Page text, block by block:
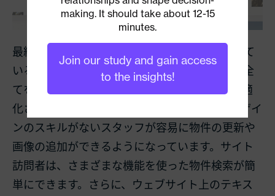
最終的に完成したサイトは、見た目が洗練されて
いるだけでなく、サン・リアリティのニーズの全
てを満たしています。モバイルデバイス用に最適
化され、完全な2か国語表示。グラフィックデザイ
ンのスキルがないスタッフが容易に物件の更新や
画像の追加ができるようになっています。サイト
訪問者は、さまざまな機能を使った物件検索が簡
単にできます。さらに、ウェブサイト上のテキス
making. It should take about 12-15
minutes.
Join our study and gain access
to the insights!